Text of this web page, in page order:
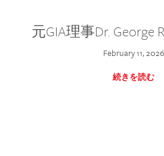
元GIA理事Dr. George
February 11, 2026
続きを読む